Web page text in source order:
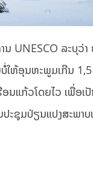
UNESCO ລະບຸວ່
ອຸນຫະພູມເກີນ 1,5
ນແກ້ວໂດຍໄວ ເພື່ອ
ະຊຸມປ່ຽນແປງສະພ